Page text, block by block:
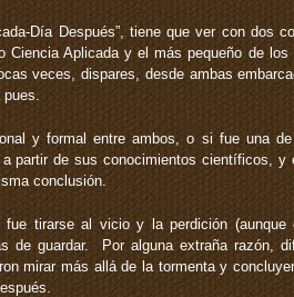
Día Después”, tiene que ver con dos
Ciencia Aplicada y el más pequeño de
veces, dispares, desde ambas
y formal entre ambos, o si fue una de
partir de sus conocimientos científicos, y
conclusión.
tirarse al vicio y la perdición (aunque
de guardar. Por alguna extraña razón,
mirar más allá de la tormenta y